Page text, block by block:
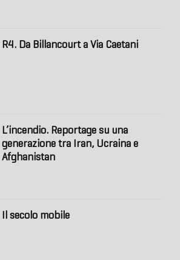
R4. Da Billancourt a Via Caetani
L’incendio. Reportage su una
generazione tra Iran, Ucraina e
Afghanistan
Il secolo mobile